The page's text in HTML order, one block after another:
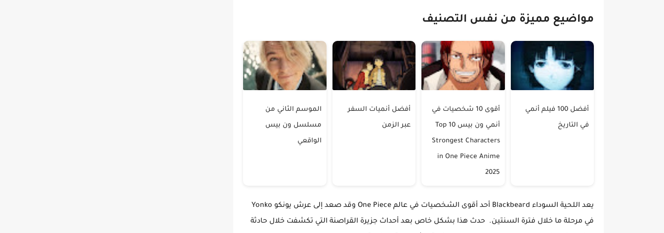
مواضيع مميزة من نفس التصنيف
أفضل 100 فيلم أنمي
في التاريخ
أقوى 10 شخصيات في
أنمي ون بيس Top 10
Strongest Characters
in One Piece Anime
2025
أفضل أنميات السفر
عبر الزمن
الموسم الثاني من
مسلسل ون بيس
الواقعي
يعد اللحية السوداء Blackbeard أحد أقوى الشخصيات في عالم One Piece وقد صعد إلى عرش يونكو Yonko
في مرحلة ما خلال فترة السنتين. حدث هذا بشكل خاص بعد أحداث جزيرة القراصنة التي تكشفت خلال حادثة